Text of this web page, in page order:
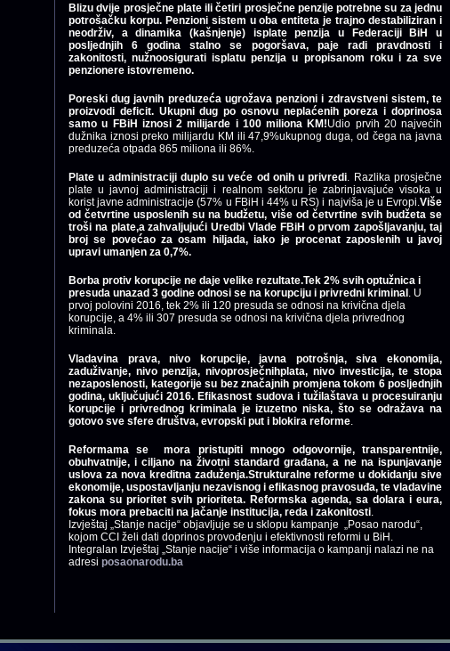
Blizu dvije prosječne plate ili četiri prosječne penzije potrebne su za jednu
potrošačku korpu. Penzioni sistem u oba entiteta je trajno destabiliziran i
neodrživ, a dinamika (kašnjenje) isplate penzija u Federaciji BiH u
posljednjih 6 godina stalno se pogoršava, paje radi pravdnosti i
zakonitosti, nužnoosigurati isplatu penzija u propisanom roku i za sve
penzionere istovremeno.
Poreski dug javnih preduzeća ugrožava penzioni i zdravstveni sistem, te
proizvodi deficit. Ukupni dug po osnovu neplaćenih poreza i doprinosa
samo u FBiH iznosi 2 milijarde i 100 miliona KM!Udio prvih 20 najvećih
dužnika iznosi preko milijardu KM ili 47,9%ukupnog duga, od čega na javna
preduzeća otpada 865 miliona ili 86%.
Plate u administraciji duplo su veće od onih u privredi . Razlika prosječne
plate u javnoj administraciji i realnom sektoru je zabrinjavajuće visoka u
korist javne administracije (57% u FBiH i 44% u RS) i najviša je u Evropi. Više
od četvrtine usposlenih su na budžetu, više od četvrtine svih budžeta se
troši na plate,a zahvaljujući Uredbi Vlade FBiH o prvom zapošljavanju, taj
broj se povećao za osam hiljada, iako je procenat zaposlenih u javoj
upravi umanjen za 0,7%.
Borba protiv korupcije ne daje velike rezultate.Tek 2% svih optužnica i
presuda unazad 3 godine odnosi se na korupciju i privredni kriminal . U
prvoj polovini 2016, tek 2% ili 120 presuda se odnosi na krivična djela
korupcije, a 4% ili 307 presuda se odnosi na krivična djela privrednog
kriminala.
Vladavina prava, nivo korupcije, javna potrošnja, siva ekonomija,
zaduživanje, nivo penzija, nivoprosječnihplata, nivo investicija, te stopa
nezaposlenosti, kategorije su bez značajnih promjena tokom 6 posljednjih
godina, uključujući 2016. Efikasnost sudova i tužilaštava u procesuiranju
korupcije i privrednog kriminala je izuzetno niska, što se odražava na
gotovo sve sfere društva, evropski put i blokira reforme
Reformama se mora pristupiti mnogo odgovornije, transparentnije,
obuhvatnije, i ciljano na životni standard građana, a ne na ispunjavanje
uslova za nova kreditna zaduženja.Strukturalne reforme u dokidanju sive
ekonomije, uspostavljanju nezavisnog i efikasnog pravosuđa, te vladavine
zakona su prioritet svih prioriteta. Reformska agenda, sa dolara i eura,
fokus mora prebaciti na jačanje institucija, reda i zakonitosti
Izvještaj „Stanje nacije“ objavljuje se u sklopu kampanje „Posao narodu“,
kojom CCI želi dati doprinos provođenju i efektivnosti reformi u BiH.
Integralan Izvještaj „Stanje nacije“ i više informacija o kampanji nalazi ne na
adresi posaonarodu.ba